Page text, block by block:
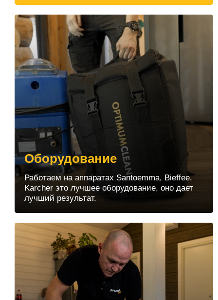
Оборудование
Работаем на аппаратах Santoemma, Bieffee,
Karcher это лучшее оборудование, оно дает
лучший результат.